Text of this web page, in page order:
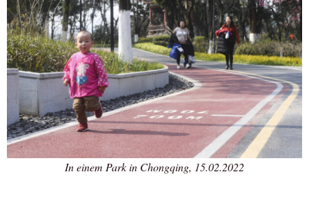
In einem Park in Chongqing, 15.02.2022